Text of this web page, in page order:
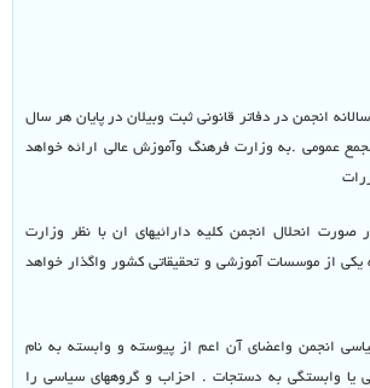
سالانه انجمن در دفاتر قانونی ثبت وبیلان در پایان هر سال
عمومی .به وزارت فرهنگ وآموزش عالی ارائه خواهد
در صورت انحلال انجمن کلیه دارائیهای ان با نظر وزارت
از موسسات آموزشی و تحقیقاتی کشور واگذار خواهد
سیاسی انجمن واعضای آن اعم از پیوسته و وابسته به نام
وابستگی به دستجات . احزاب و گروههای سیاسی را